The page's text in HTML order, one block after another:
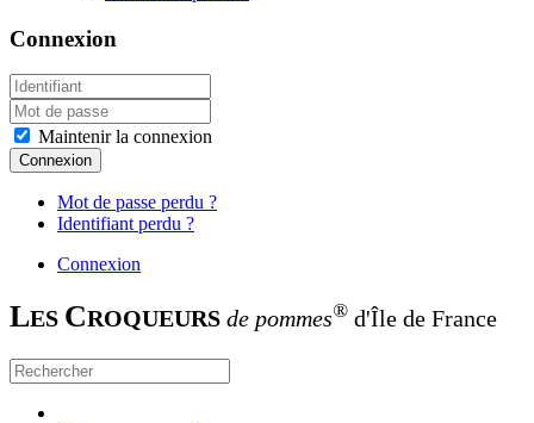
Connexion
Maintenir la connexion
Connexion
Mot de passe perdu ?
Identifiant perdu ?
Connexion
LES CROQUEURS de pommes® d'Île de France